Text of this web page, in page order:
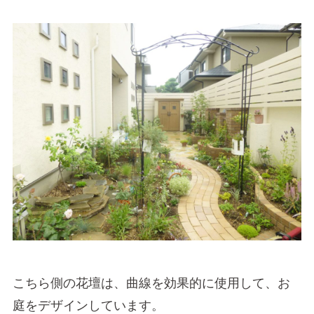
こちら側の花壇は、曲線を効果的に使用して、お
庭をデザインしています。